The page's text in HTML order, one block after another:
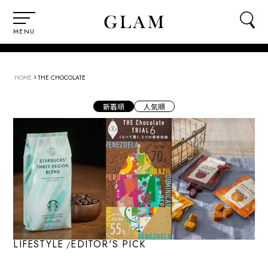
MENU
HOME › THE CHOCOLATE
新着順 人気順
LIFESTYLE EDITOR'S PICK